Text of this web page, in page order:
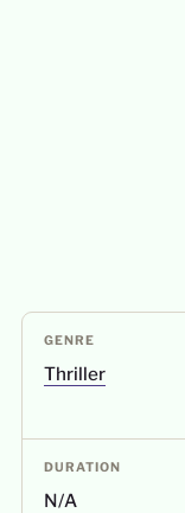
GENRE
Thriller
DURATION
N/A